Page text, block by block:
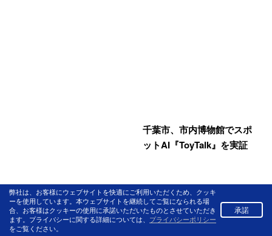
千葉市、市内博物館でスポ
ットAI『ToyTalk』を実証
弊社は、お客様にウェブサイトを快適にご利用いただくため、クッキ
ーを使用しています。本ウェブサイトを継続してご覧になられる場
合、お客様はクッキーの使用に承諾いただいたものとさせていただき
ます。プライバシーに関する詳細については、 プライバシーポリシー
をご覧ください。
承諾